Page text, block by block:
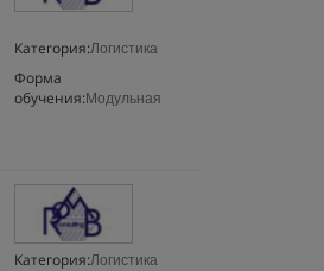
Категория:Логистика
Форма
обучения: Модульная
Категория:Логистика